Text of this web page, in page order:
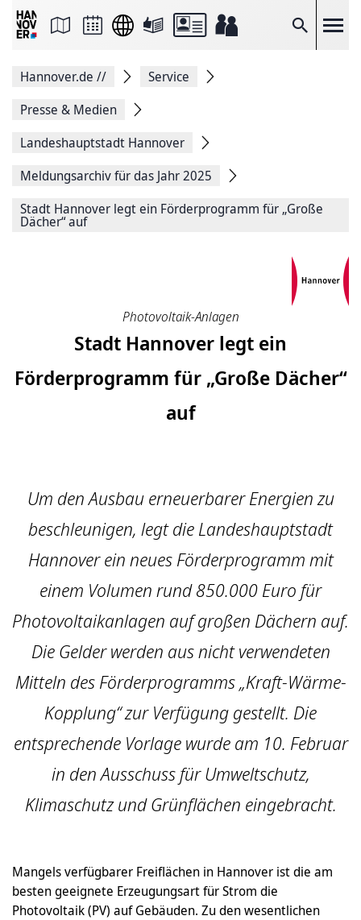
Suche
Seite
Facebook
teilen
Seitenlink
Seite
Hannover.de //
Service
Presse & Medien
Landeshauptstadt Hannover
Meldungsarchiv für das Jahr 2025
Stadt Hannover legt ein Förderprogramm für „Große
Dächer“ auf
Photovoltaik-Anlagen
Stadt Hannover legt ein
Förderprogramm für „Große Dächer“
auf
Um den Ausbau erneuerbarer Energien zu
beschleunigen, legt die Landeshauptstadt
Hannover ein neues Förderprogramm mit
einem Volumen rund 850.000 Euro für
Photovoltaikanlagen auf großen Dächern auf.
Die Gelder werden aus nicht verwendeten
Mitteln des Förderprogramms „Kraft-Wärme-
Kopplung“ zur Verfügung gestellt. Die
entsprechende Vorlage wurde am 10. Februar
in den Ausschuss für Umweltschutz,
Klimaschutz und Grünflächen eingebracht.
Mangels verfügbarer Freiflächen in Hannover ist die am
besten geeignete Erzeugungsart für Strom die
Photovoltaik (PV) auf Gebäuden. Zu den wesentlichen